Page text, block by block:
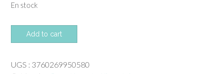
En stock
quantité
de
90
Add to cart
UGS : 3760269950580